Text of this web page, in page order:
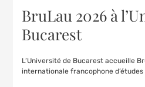
BruLau 2026 à
Bucarest
L’Université de Bucarest accueille
internationale francophone